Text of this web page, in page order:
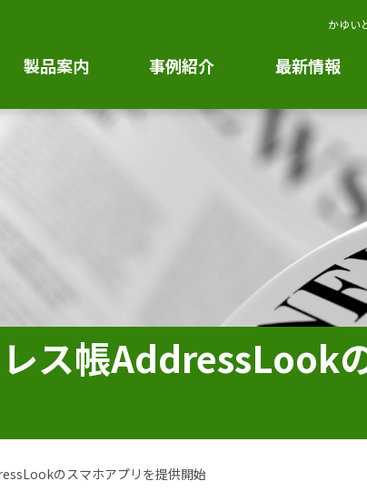
かゆい
製品案内 事例紹介 最新情報
レス帳AddressLook
のスマホアプリを提供開始